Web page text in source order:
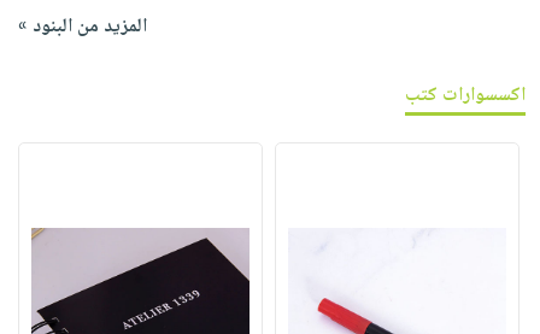
المزيد من البنود »
اكسسوارات كتب